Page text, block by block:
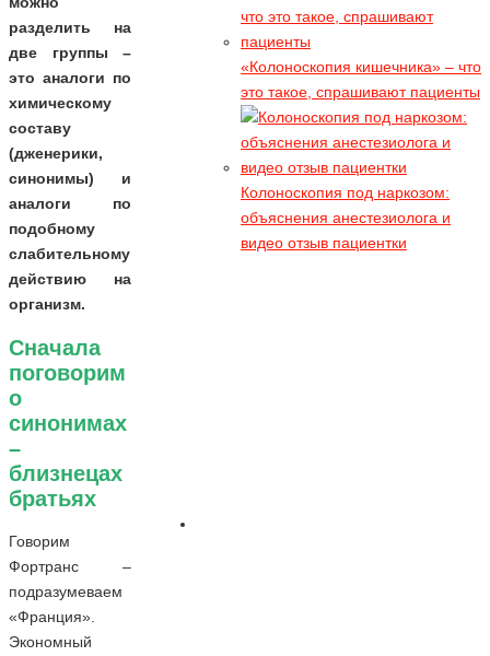
разделить на
две группы –
это аналоги по
химическому
составу
(дженерики,
синонимы) и
аналоги по
подобному
слабительному
действию на
организм.
Сначала
поговорим
о
синонимах
–
близнецах
братьях
Говорим
Фортранс –
подразумеваем
«Франция».
Экономный
Все опасные моменты
гидроколонотерапии - 2 классных
видео
Гидроколонотерапия - это серьезная
процедура и, не дай Вам бог, попасть
в руки шарлатанов
Касторка для похудения. Видео
отзыв
Надо обладать богатырским
«Колоноскопия кишечника» – что
это такое, спрашивают пациенты
Колоноскопия под наркозом:
объяснения анестезиолога и
видео отзыв пациентки